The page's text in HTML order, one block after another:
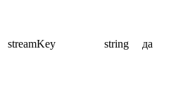
streamKey string да